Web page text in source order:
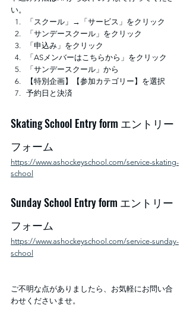
い。
「スクール」→「サービス」をクリック
「サンデースクール」をクリック
「申込み」をクリック
「ASメンバーはこちらから」をクリック
「サンデースクール」から
【特別企画】【参加カテゴリー】を選択
予約日と決済
Skating School Entry form エントリー
フォーム
https://www.ashockeyschool.com/service-skating-
school
Sunday School Entry form エントリー
フォーム
https://www.ashockeyschool.com/service-sunday-
school
ご不明な点がありましたら、お気軽にお問い合
わせくださいませ。